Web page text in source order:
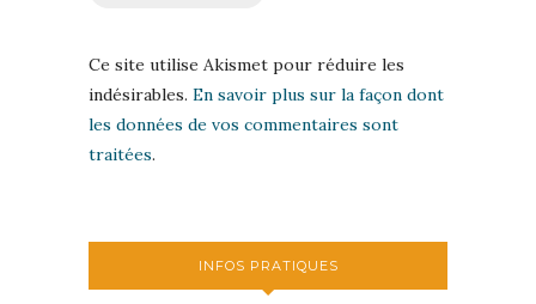
Ce site utilise Akismet pour réduire les
indésirables. En savoir plus sur la façon dont
les données de vos commentaires sont
traitées.
INFOS PRATIQUES